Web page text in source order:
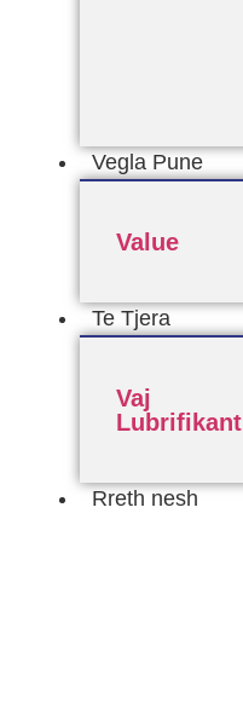
Vegla Pune
Value
Te Tjera
Vaj
Lubrifikant
Rreth nesh